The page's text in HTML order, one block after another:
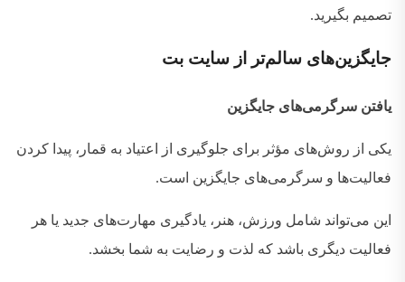
تصمیم بگیرید.
جایگزین‌های سالم‌تر از سایت بت
یافتن سرگرمی‌های جایگزین
یکی از روش‌های مؤثر برای جلوگیری از اعتیاد به قمار، پیدا کردن
فعالیت‌ها و سرگرمی‌های جایگزین است.
این می‌تواند شامل ورزش، هنر، یادگیری مهارت‌های جدید یا هر
فعالیت دیگری باشد که لذت و رضایت به شما بخشد.